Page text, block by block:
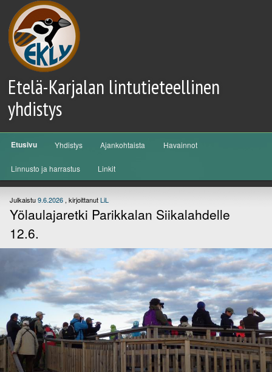
Etelä-Karjalan lintutieteellinen
yhdistys
Päävalikko
Siirry sisältöön
Siirry toissijaiseen sisältöön
Etusivu Yhdistys Ajankohtaista Havainnot
Linnusto ja harrastus Linkit
Julkaistu9.6.2026 , kirjoittanutLiL
Yölaulajaretki Parikkalan Siikalahdelle
12.6.